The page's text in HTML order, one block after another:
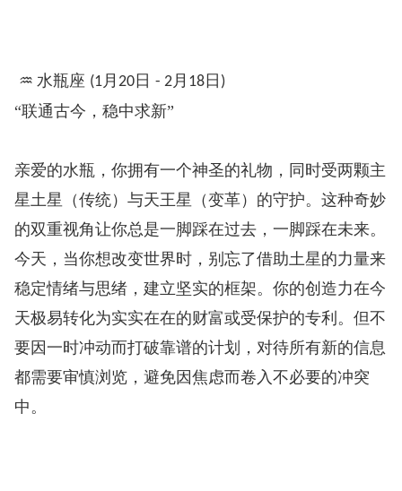
♒ 水瓶座 (1 月 20日 - 2 月 18日 )
“联通古今，稳中求新”
亲爱的水瓶，你拥有一个神圣的礼物，同时受两颗主
星土星（传统）与天王星（变革）的守护。这种奇妙
的双重视角让你总是一脚踩在过去，一脚踩在未来。
今天，当你想改变世界时，别忘了借助土星的力量来
稳定情绪与思绪，建立坚实的框架。你的创造力在今
天极易转化为实实在在的财富或受保护的专利。但不
要因一时冲动而打破靠谱的计划，对待所有新的信息
都需要审慎浏览，避免因焦虑而卷入不必要的冲突
中。